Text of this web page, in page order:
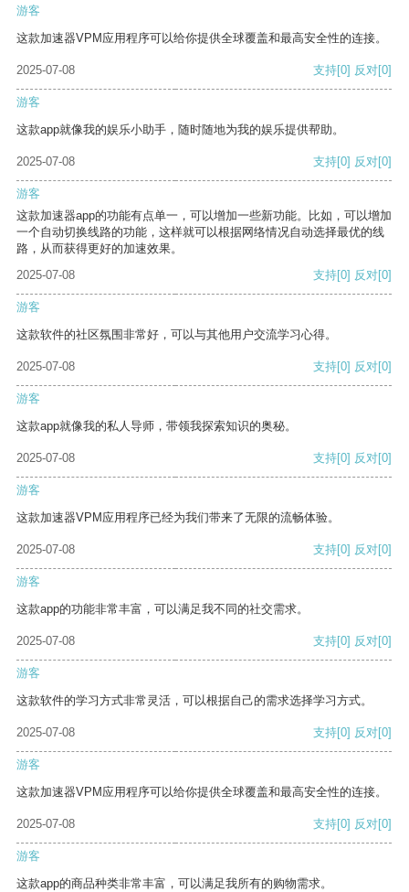
游客
这款加速器VPM应用程序可以给你提供全球覆盖和最高安全性的连接。
2025-07-08 支持[0] 反对[0]
游客
这款app就像我的娱乐小助手，随时随地为我的娱乐提供帮助。
2025-07-08 支持[0] 反对[0]
游客
这款加速器app的功能有点单一，可以增加一些新功能。比如，可以增加
一个自动切换线路的功能，这样就可以根据网络情况自动选择最优的线
路，从而获得更好的加速效果。
2025-07-08
支持[0] 反对[0]
游客
这款软件的社区氛围非常好，可以与其他用户交流学习心得。
2025-07-08 支持[0] 反对[0]
游客
这款app就像我的私人导师，带领我探索知识的奥秘。
2025-07-08 支持[0] 反对[0]
游客
这款加速器VPM应用程序已经为我们带来了无限的流畅体验。
2025-07-08 支持[0] 反对[0]
游客
这款app的功能非常丰富，可以满足我不同的社交需求。
2025-07-08 支持[0] 反对[0]
游客
这款软件的学习方式非常灵活，可以根据自己的需求选择学习方式。
2025-07-08 支持[0] 反对[0]
游客
这款加速器VPM应用程序可以给你提供全球覆盖和最高安全性的连接。
2025-07-08 支持[0] 反对[0]
游客
这款app的商品种类非常丰富，可以满足我所有的购物需求。